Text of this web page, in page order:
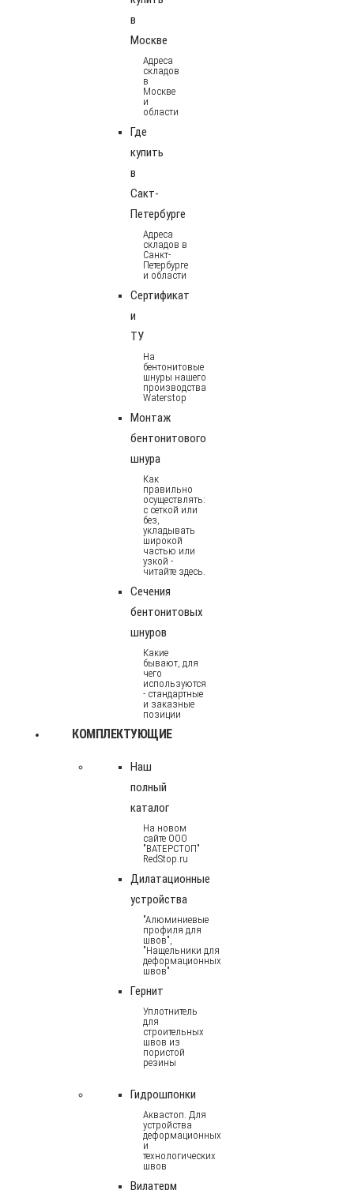
в
Москве
Адреса
складов
в
Москве
и
области
Где
купить
в
Сакт-
Петербурге
Адреса
складов в
Санкт-
Петербурге
и области
Сертификат
и
ТУ
На
бентонитовые
шнуры нашего
производства
Waterstop
Монтаж
бентонитового
шнура
Как
правильно
осуществлять:
с сеткой или
без,
укладывать
широкой
частью или
узкой -
читайте здесь.
Сечения
бентонитовых
шнуров
Какие
бывают, для
чего
используются
- стандартные
и заказные
позиции
КОМПЛЕКТУЮЩИЕ
Наш
полный
каталог
На новом
сайте ООО
"ВАТЕРСТОП"
RedStop.ru
Дилатационные
устройства
"Алюминиевые
профиля для
швов",
"Нащельники для
деформационных
швов"
Гернит
Уплотнитель
для
строительных
швов из
пористой
резины
Гидрошпонки
Аквастоп. Для
устройства
деформационных
и
технологических
швов
Вилатерм